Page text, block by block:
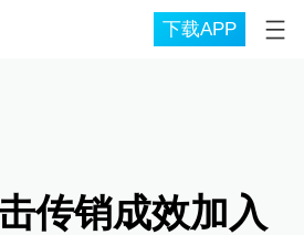
下载APP
传销成效加入